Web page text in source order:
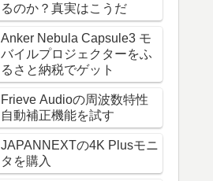
るのか？真実はこうだ
Anker Nebula Capsule3 モ
バイルプロジェクターをふ
るさと納税でゲット
Frieve Audioの周波数特性
自動補正機能を試す
JAPANNEXTの4K Plusモニ
タを購入